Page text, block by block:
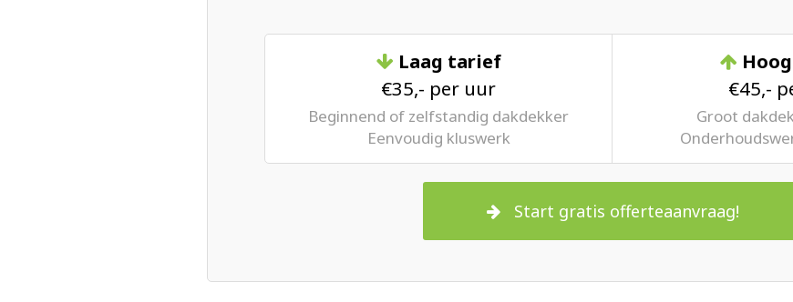
Laag tarief
€35,- per uur
Beginnend of zelfstandig dakdekker
Eenvoudig kluswerk
€45,-
Groot
Start gratis offerteaanvraag!